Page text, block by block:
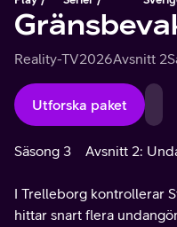
Reality-TV2026Avsnitt 2
Utforska paket
Säsong 3 Avsnitt 2:
I Trelleborg kontrollerar
hittar snart flera